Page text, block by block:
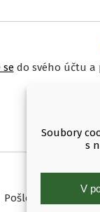
Soubory
s
V
sedo svého účtu a
Pošlete nám číslo